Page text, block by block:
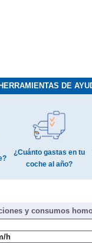
HERRAMIENTAS DE
¿Cuánto gastas en tu
coche al año?
y consumos
h